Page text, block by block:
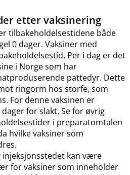
etter vaksinering
tilbakeholdelsestidene både
0 dager. Vaksiner med
Per i dag er det
i Norge som har
pattedyr. Dette
ringorm hos storfe, som
For denne vaksinen er
for slakt. Se for øvrig
i preparatomtalen
hvilke vaksiner som
injeksjonsstedet kan være
for vaksiner som inneholder